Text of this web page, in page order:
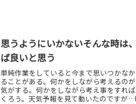
思うようにいかないそんな時は
ば良いと思う
単純作業をしていると今まで思いつかな
ることがある。何かをしながら考えるの
気がする。何かをしながら考え事をすれ
くろう。天気予報を見て動いたのですが